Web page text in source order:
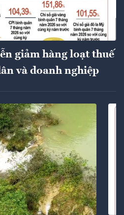
giảm hàng loạt thuế
và doanh nghiệp